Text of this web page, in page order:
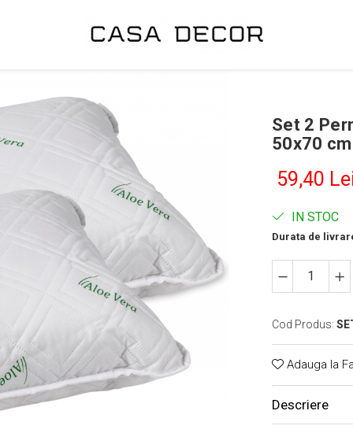
Set 2
50x70 cm
59,40
IN STOC
Durata de
Cod Produs:
Adauga la
Descriere